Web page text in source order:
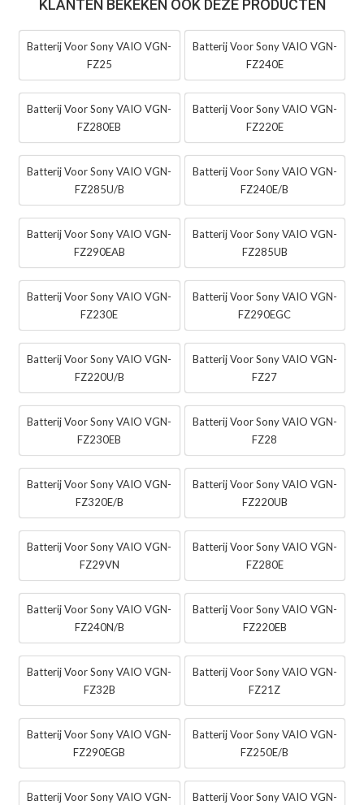
KLANTEN BEKEKEN OOK DEZE PRODUCTEN
Batterij Voor Sony VAIO VGN-
FZ25
Batterij Voor Sony VAIO VGN-
FZ240E
Batterij Voor Sony VAIO VGN-
FZ280EB
Batterij Voor Sony VAIO VGN-
FZ220E
Batterij Voor Sony VAIO VGN-
FZ285U/B
Batterij Voor Sony VAIO VGN-
FZ240E/B
Batterij Voor Sony VAIO VGN-
FZ290EAB
Batterij Voor Sony VAIO VGN-
FZ285UB
Batterij Voor Sony VAIO VGN-
FZ230E
Batterij Voor Sony VAIO VGN-
FZ290EGC
Batterij Voor Sony VAIO VGN-
FZ220U/B
Batterij Voor Sony VAIO VGN-
FZ27
Batterij Voor Sony VAIO VGN-
FZ230EB
Batterij Voor Sony VAIO VGN-
FZ28
Batterij Voor Sony VAIO VGN-
FZ320E/B
Batterij Voor Sony VAIO VGN-
FZ220UB
Batterij Voor Sony VAIO VGN-
FZ29VN
Batterij Voor Sony VAIO VGN-
FZ280E
Batterij Voor Sony VAIO VGN-
FZ240N/B
Batterij Voor Sony VAIO VGN-
FZ220EB
Batterij Voor Sony VAIO VGN-
FZ32B
Batterij Voor Sony VAIO VGN-
FZ21Z
Batterij Voor Sony VAIO VGN-
FZ290EGB
Batterij Voor Sony VAIO VGN-
FZ250E/B
Batterij Voor Sony VAIO VGN-
Batterij Voor Sony VAIO VGN-